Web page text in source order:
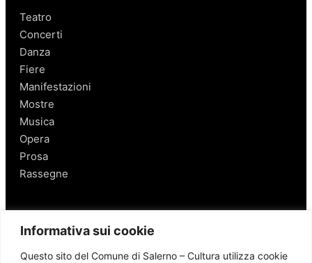
Informativa sui cookie
Questo sito del Comune di Salerno – Cultura utilizza cookie
Teatro
Concerti
Danza
Fiere
Manifestazioni
Mostre
Musica
Opera
Prosa
Rassegne
Salerno
Personaggi